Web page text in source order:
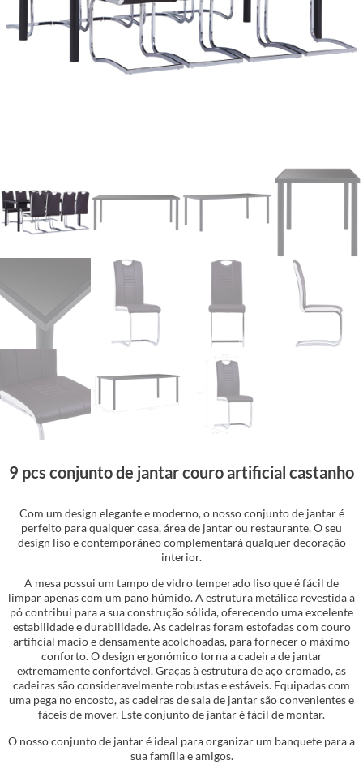
9 pcs conjunto de jantar couro artificial castanho
Com um design elegante e moderno, o nosso conjunto de jantar é
perfeito para qualquer casa, área de jantar ou restaurante. O seu
design liso e contemporâneo complementará qualquer decoração
interior.
A mesa possui um tampo de vidro temperado liso que é fácil de
limpar apenas com um pano húmido. A estrutura metálica revestida a
pó contribui para a sua construção sólida, oferecendo uma excelente
estabilidade e durabilidade. As cadeiras foram estofadas com couro
artificial macio e densamente acolchoadas, para fornecer o máximo
conforto. O design ergonómico torna a cadeira de jantar
extremamente confortável. Graças à estrutura de aço cromado, as
cadeiras são consideravelmente robustas e estáveis. Equipadas com
uma pega no encosto, as cadeiras de sala de jantar são convenientes e
fáceis de mover. Este conjunto de jantar é fácil de montar.
O nosso conjunto de jantar é ideal para organizar um banquete para a
sua família e amigos.